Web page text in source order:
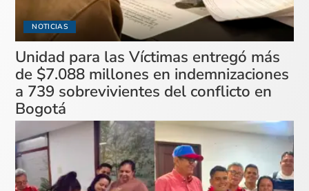
NOTICIAS
Unidad para las Víctimas entregó más
de $7.088 millones en indemnizaciones
a 739 sobrevivientes del conflicto en
Bogotá